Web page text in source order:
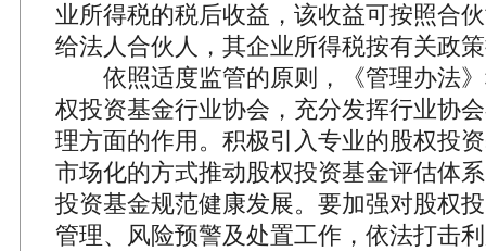
业所得税的税后收益，该收益可按照合
给法人合伙人，其企业所得税按有关政
依照适度监管的原则，《管理办法》
权投资基金行业协会，充分发挥行业协
理方面的作用。积极引入专业的股权投
市场化的方式推动股权投资基金评估体
投资基金规范健康发展。要加强对股权
管理、风险预警及处置工作，依法打击